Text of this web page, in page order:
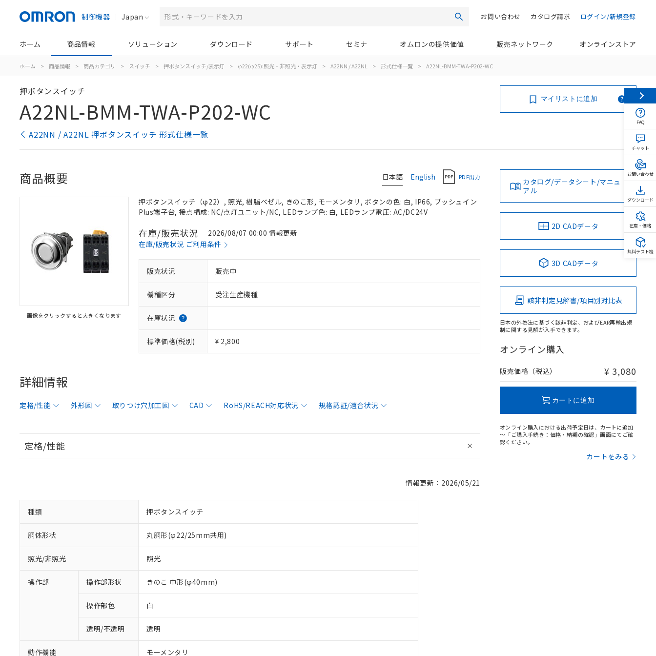
制御機器 Japan 検索 ログイン/新規登録
カタログ請求
お問い合わせ
ホーム 商品情報 ソリューション ダウンロード サポート セミナ オムロンの提供価値 販売ネットワーク オンラインストア
ホーム > 商品情報 > 商品カテゴリ > スイッチ > 押ボタンスイッチ/表示灯 > φ22(φ25):照光・非照光・表示灯 > A22NN / A22NL > 形式仕様一覧 > A22NL-BMM-TWA-P202-WC
押ボタンスイッチ
A22NL-BMM-TWA-P202-WC
A22NN / A22NL 押ボタンスイッチ 形式仕様一覧
マイリストに追加
日本語 English PDF出力
商品概要
画像をクリックすると大きくなります
押ボタンスイッチ（φ22）, 照光, 樹脂ベゼル, きのこ形, モーメンタリ, ボタンの色: 白, IP66, プッシュイン
Plus端子台, 接点構成: NC/点灯ユニット/NC, LEDランプ色: 白, LEDランプ電圧: AC/DC24V
在庫/販売状況
2026/08/07 00:00 情報更新
在庫/販売状況 ご利用条件
販売状況 販売中
機種区分 受注生産機種
在庫状況
標準価格(税別) ¥ 2,800
詳細情報
定格/性能 外形図 取りつけ穴加工図 CAD RoHS/REACH対応状況 規格認証/適合状況
定格/性能
情報更新：2026/05/21
種類 押ボタンスイッチ
胴体形状 丸胴形(φ22/25mm共用)
照光/非照光 照光
操作部 操作部形状 きのこ 中形(φ40mm)
操作部色 白
透明/不透明 透明
動作機能 モーメンタリ
カタログ/データシート/マニュ
アル
2D CADデータ
3D CADデータ
該非判定見解書/項目別対比表
日本の外為法に基づく該非判定、およびEAR再輸出規
制に関する見解が入手できます。
オンライン購入
販売価格（税込） ¥ 3,080
カートに追加
オンライン購入における出荷予定日は、カートに追加
～「ご購入手続き：価格・納期の確認」画面にてご確
認ください。
カートをみる
FAQ
チャット
お問い合わせ
ダウンロード
在庫・価格
無料テスト機